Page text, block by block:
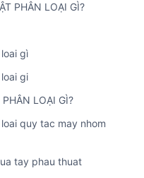
PHÂN LOẠI GÌ?
gì
gi
LOẠI GÌ?
quy tac may nhom
tay phau thuat